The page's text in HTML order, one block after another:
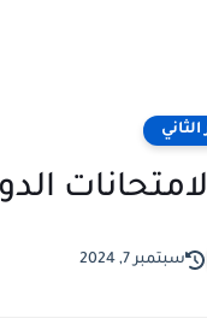
الثاني
سبتمبر 7, 2024